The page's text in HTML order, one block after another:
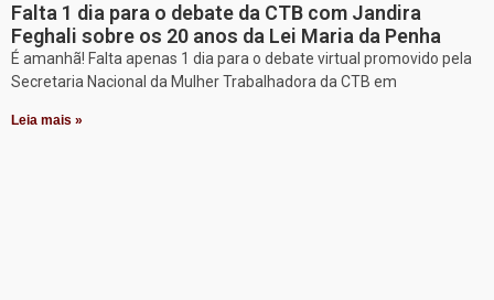
Falta 1 dia para o debate da CTB com Jandira
Feghali sobre os 20 anos da Lei Maria da Penha
É amanhã! Falta apenas 1 dia para o debate virtual promovido pela
Secretaria Nacional da Mulher Trabalhadora da CTB em
Leia mais »